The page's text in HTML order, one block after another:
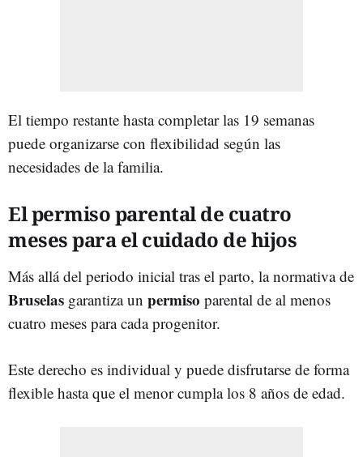
El tiempo restante hasta completar las 19 semanas
puede organizarse con flexibilidad según las
necesidades de la familia.
El permiso parental de cuatro
meses para el cuidado de hijos
Más allá del periodo inicial tras el parto, la normativa de
Bruselas garantiza un permiso parental de al menos
cuatro meses para cada progenitor.
Este derecho es individual y puede disfrutarse de forma
flexible hasta que el menor cumpla los 8 años de edad.